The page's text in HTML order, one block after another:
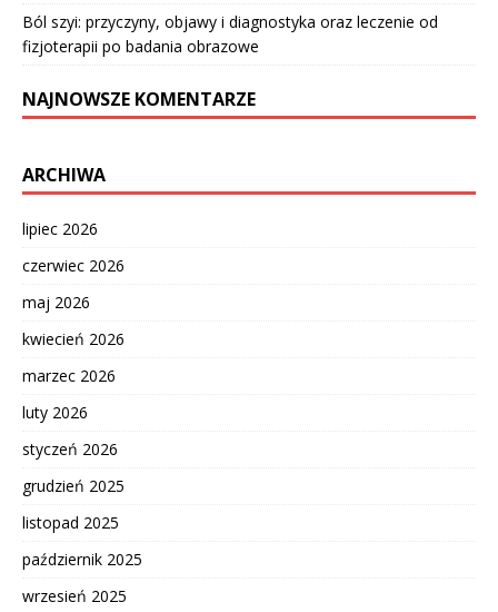
Ból szyi: przyczyny, objawy i diagnostyka oraz leczenie od
fizjoterapii po badania obrazowe
NAJNOWSZE KOMENTARZE
ARCHIWA
lipiec 2026
czerwiec 2026
maj 2026
kwiecień 2026
marzec 2026
luty 2026
styczeń 2026
grudzień 2025
listopad 2025
październik 2025
wrzesień 2025